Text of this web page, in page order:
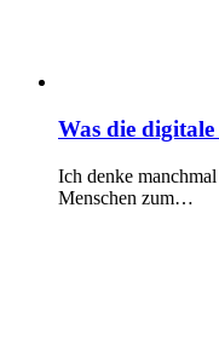
Was die
Ich denke
Menschen zum…